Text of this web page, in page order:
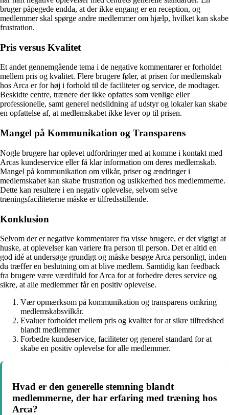
bruger påpegede endda, at der ikke engang er en reception, og
medlemmer skal spørge andre medlemmer om hjælp, hvilket kan skabe
frustration.
Pris versus Kvalitet
Et andet gennemgående tema i de negative kommentarer er forholdet
mellem pris og kvalitet. Flere brugere føler, at prisen for medlemskab
hos Arca er for høj i forhold til de faciliteter og service, de modtager.
Beskidte centre, trænere der ikke opfattes som venlige eller
professionelle, samt generel nedslidning af udstyr og lokaler kan skabe
en opfattelse af, at medlemskabet ikke lever op til prisen.
Mangel på Kommunikation og Transparens
Nogle brugere har oplevet udfordringer med at komme i kontakt med
Arcas kundeservice eller få klar information om deres medlemskab.
Mangel på kommunikation om vilkår, priser og ændringer i
medlemskabet kan skabe frustration og usikkerhed hos medlemmerne.
Dette kan resultere i en negativ oplevelse, selvom selve
træningsfaciliteterne måske er tilfredsstillende.
Konklusion
Selvom der er negative kommentarer fra visse brugere, er det vigtigt at
huske, at oplevelser kan variere fra person til person. Det er altid en
god idé at undersøge grundigt og måske besøge Arca personligt, inden
du træffer en beslutning om at blive medlem. Samtidig kan feedback
fra brugere være værdifuld for Arca for at forbedre deres service og
sikre, at alle medlemmer får en positiv oplevelse.
Vær opmærksom på kommunikation og transparens omkring
medlemskabsvilkår.
Evaluer forholdet mellem pris og kvalitet for at sikre tilfredshed
blandt medlemmer
Forbedre kundeservice, faciliteter og generel standard for at
skabe en positiv oplevelse for alle medlemmer.
Hvad er den generelle stemning blandt
medlemmerne, der har erfaring med træning hos
Arca?